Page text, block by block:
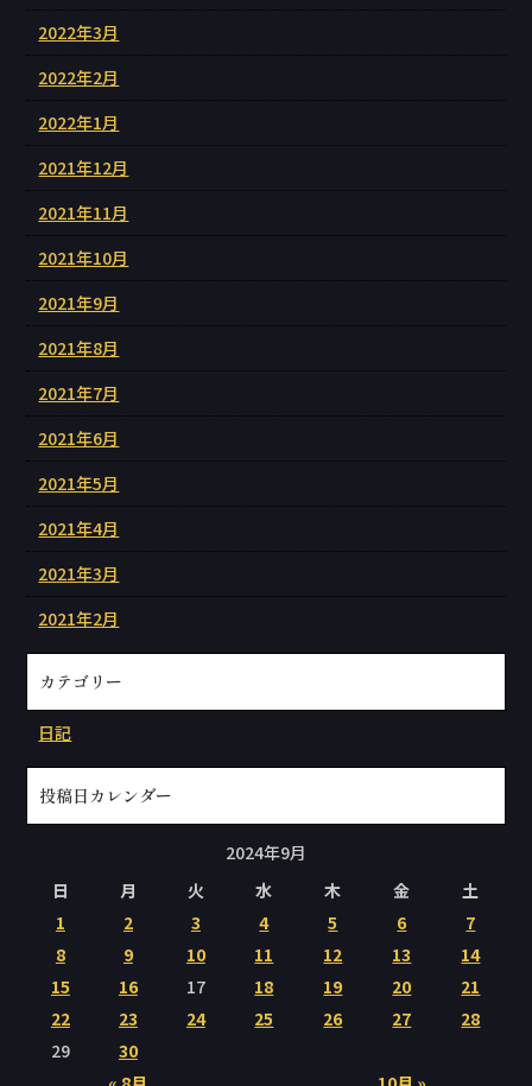
2022年3月
2022年2月
2022年1月
2021年12月
2021年11月
2021年10月
2021年9月
2021年8月
2021年7月
2021年6月
2021年5月
2021年4月
2021年3月
2021年2月
カテゴリー
日記
投稿日カレンダー
2024年9月
日
月 火 水 木 金 土
1 2 3 4 5 6
7
8
9 10 11 12 13
14
15
16 17 18 19 20
21
22
23 24 25 26 27
28
29
30